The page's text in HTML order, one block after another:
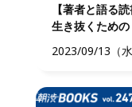
【著者と語る
生き抜くため
2023/09/13（